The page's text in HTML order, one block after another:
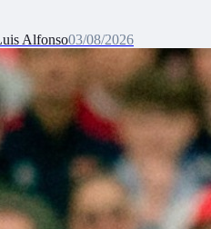
Alfonso03/08/2026